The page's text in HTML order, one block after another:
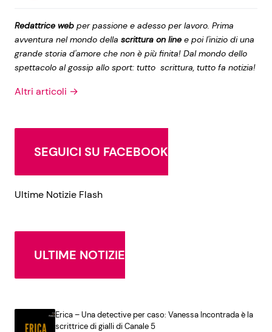
Redattrice web per passione e adesso per lavoro. Prima
avventura nel mondo della scrittura on line e poi l'inizio di una
grande storia d'amore che non è più finita! Dal mondo dello
spettacolo al gossip allo sport: tutto scrittura, tutto fa notizia!
Altri articoli →
SEGUICI SU FACEBOOK
Ultime Notizie Flash
ULTIME NOTIZIE
Erica – Una detective per caso: Vanessa Incontrada è la
scrittrice di gialli di Canale 5